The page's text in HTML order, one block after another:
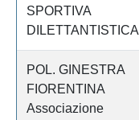
SPORTIVA
DILETTANTISTICA
POL. GINESTRA
FIORENTINA
Associazione